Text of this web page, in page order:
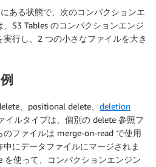
ある状態で、次のコンパクションエ
S3 Tables のコンパクションエンジ
行し、2 つの小さなファイルを大き
、positional delete、 deletion
イルタイプは、個別の delete 参照フ
のファイルは merge-on-read で使用
にデータファイルにマージされま
使って、コンパクションエンジン